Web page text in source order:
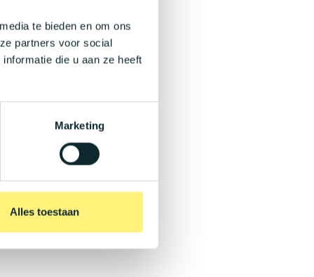
te bieden en om ons
partners voor social
die u aan ze heeft
Marketing
Alles toestaan